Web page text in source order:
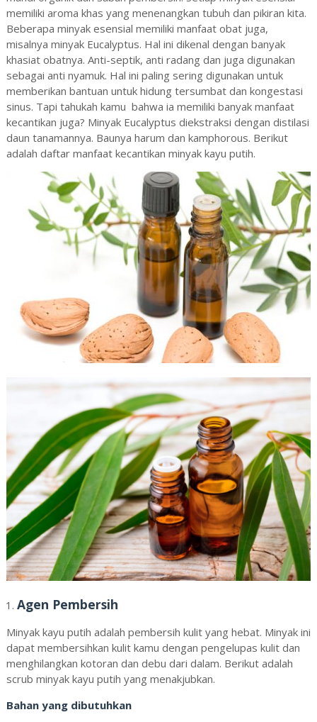
memiliki aroma khas yang menenangkan tubuh dan pikiran kita.
Beberapa minyak esensial memiliki manfaat obat juga,
misalnya minyak Eucalyptus. Hal ini dikenal dengan banyak
khasiat obatnya. Anti-septik, anti radang dan juga digunakan
sebagai anti nyamuk. Hal ini paling sering digunakan untuk
memberikan bantuan untuk hidung tersumbat dan kongestasi
sinus. Tapi tahukah kamu bahwa ia memiliki banyak manfaat
kecantikan juga? Minyak Eucalyptus diekstraksi dengan distilasi
daun tanamannya. Baunya harum dan kamphorous. Berikut
adalah daftar manfaat kecantikan minyak kayu putih.
Agen Pembersih
Minyak kayu putih adalah pembersih kulit yang hebat. Minyak ini
dapat membersihkan kulit kamu dengan pengelupas kulit dan
menghilangkan kotoran dan debu dari dalam. Berikut adalah
scrub minyak kayu putih yang menakjubkan.
Bahan yang dibutuhkan